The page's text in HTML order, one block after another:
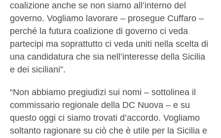
coalizione anche se non siamo all’interno del
governo. Vogliamo lavorare – prosegue Cuffaro –
perché la futura coalizione di governo ci veda
partecipi ma soprattutto ci veda uniti nella scelta di
una candidatura che sia nell’interesse della Sicilia
e dei siciliani”.
“Non abbiamo pregiudizi sui nomi – sottolinea il
commissario regionale della DC Nuova – e su
questo oggi ci siamo trovati d’accordo. Vogliamo
soltanto ragionare su ciò che è utile per la Sicilia e